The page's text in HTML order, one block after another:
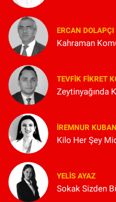
ERCAN DOLAPÇI
Kahraman
TEVFIK FIKRET
Zeytinyağında
İREMNUR
Kilo Her Şey
YELIS AYAZ
Sokak Sizden